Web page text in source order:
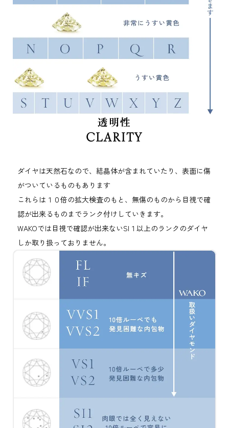
透明性
CLARITY
ダイヤは天然石なので、結晶体が含まれていたり、表面に傷
がついているものもあります
これらは１０倍の拡大検査のもと、無傷のものから目視で確
認が出来るものまでランク付けしていきます。
WAKOでは目視で確認が出来ないSI１以上のランクのダイヤ
しか取り扱っておりません。